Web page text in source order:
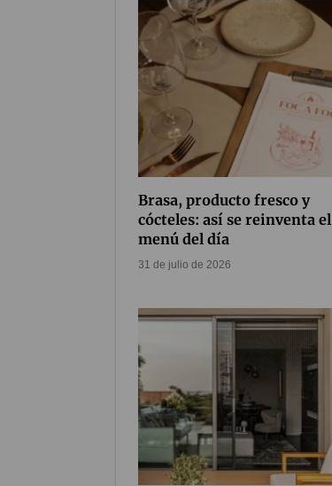
Brasa, producto fresco y
cócteles: así se reinventa el
menú del día
31 de julio de 2026